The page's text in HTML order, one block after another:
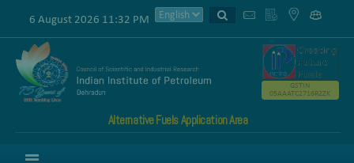
6 August 2026 11:32 PM
Alternative Fuels Application Area
GSTIN
05AAATC2716R2ZK